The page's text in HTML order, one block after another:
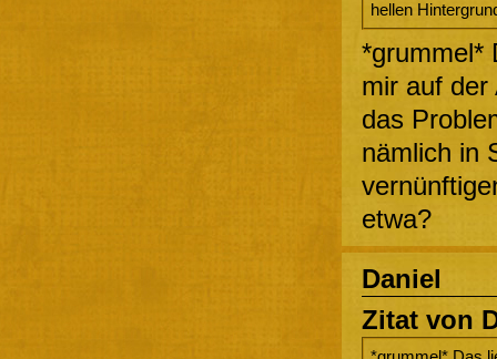
hellen
*grummel*
mir auf der
das
nämlich in
etwa?
Daniel
Zitat von